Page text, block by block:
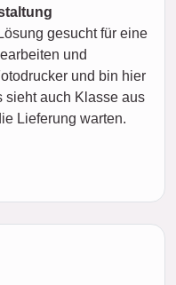
gesucht für eine
und
und bin hier
sieht auch Klasse aus
Lieferung warten.